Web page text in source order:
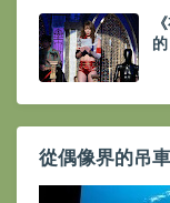
從偶像界的吊